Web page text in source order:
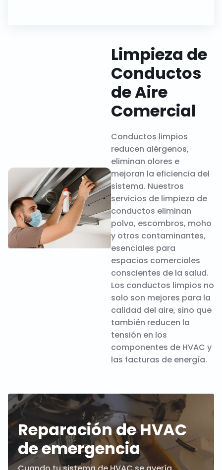
Limpieza de
Conductos
de Aire
Comercial
Conductos limpios
reducen alérgenos,
eliminan olores e
mejoran la eficiencia del
sistema. Nuestros
servicios de limpieza de
conductos eliminan
polvo, escombros, moho
y otros contaminantes,
esenciales para
espacios comerciales
conscientes de la salud.
Los conductos limpios no
solo son mejores para la
calidad del aire, sino que
también reducen la
tensión en los
componentes de HVAC y
las facturas de energía.
Reparación de HVAC
de emergencia